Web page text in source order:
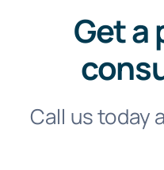
Get a
Call us today